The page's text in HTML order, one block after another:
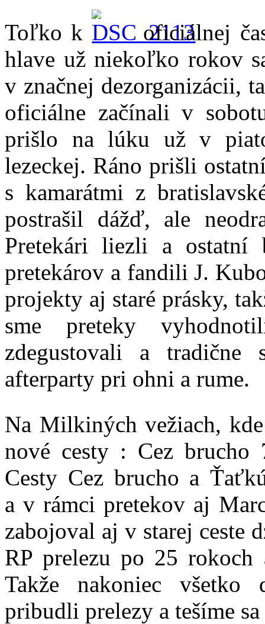
Toľko k
oficiálnej
hlave už niekoľko rokov
v značnej dezorganizácii,
oficiálne začínali v
prišlo na lúku už v
lezeckej. Ráno prišli
s kamarátmi z
postrašil dážď, ale
Pretekári liezli a
pretekárov a fandili J.
projekty aj staré prásky,
sme preteky
zdegustovali a
afterparty pri ohni a rume.
Na Milkiných vežiach,
nové cesty : Cez brucho
Cesty Cez brucho a
a v rámci pretekov aj
zabojoval aj v starej ceste
RP prelezu po 25
Takže nakoniec všetko
pribudli prelezy a tešíme